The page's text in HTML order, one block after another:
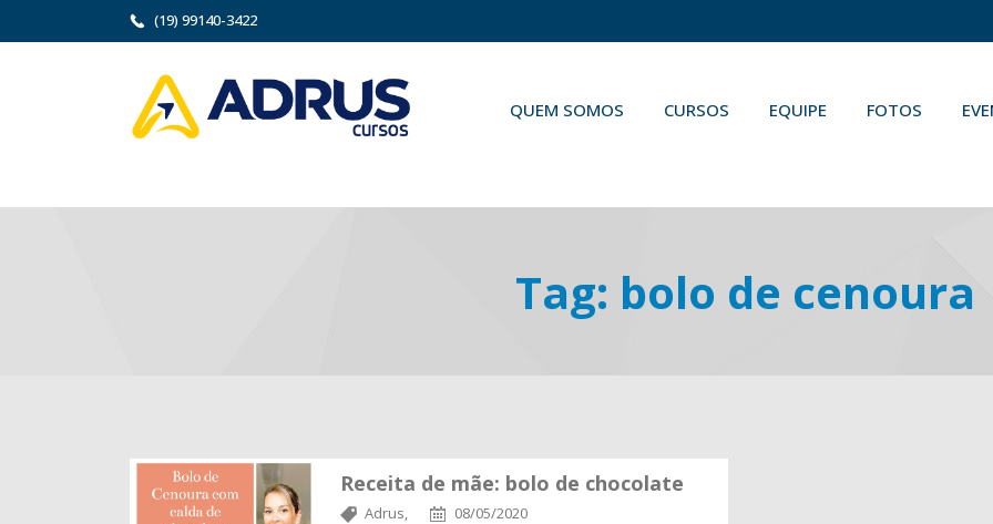
(19) 99140-3422
QUEM SOMOS CURSOS EQUIPE FOTOS
Tag: bolo de cenoura
Receita de mãe: bolo de chocolate
Adrus,
08/05/2020